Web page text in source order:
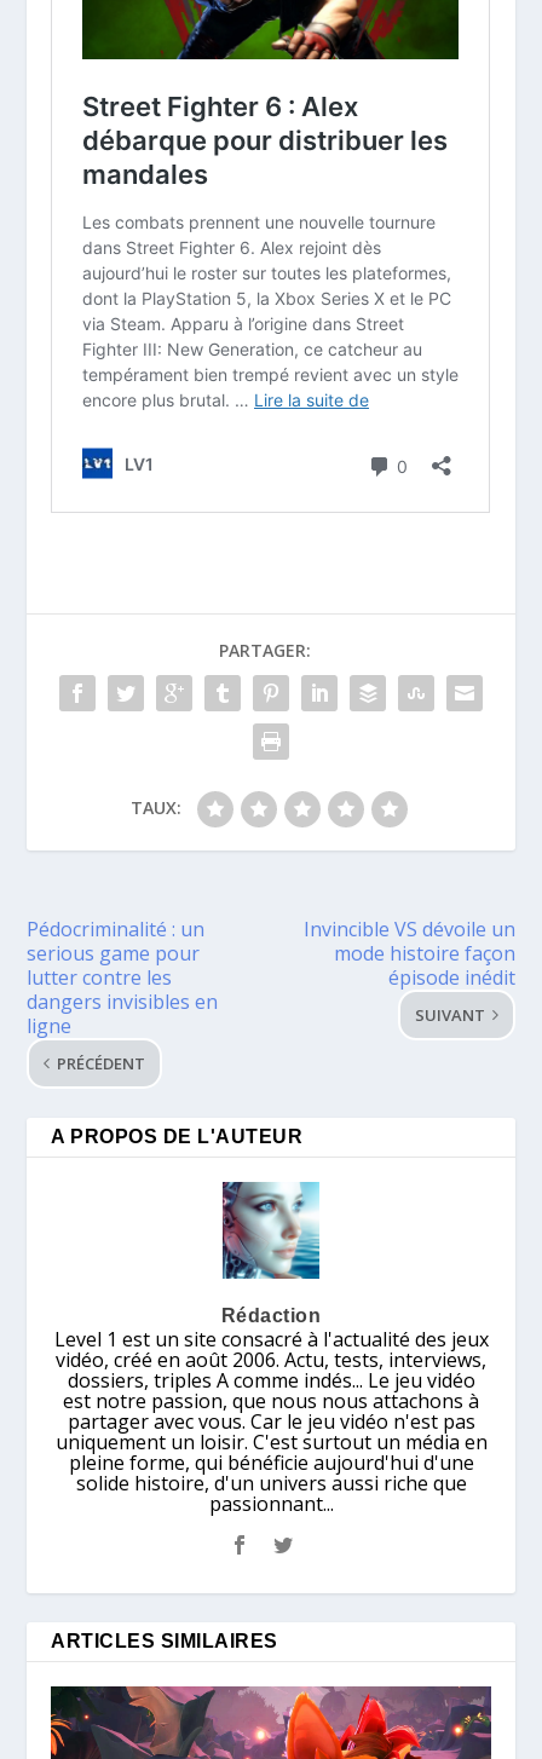
PARTAGER:
TAUX:
Pédocriminalité : un
serious game pour
lutter contre les
dangers invisibles en
ligne
PRÉCÉDENT
Invincible VS dévoile un
mode histoire façon
épisode inédit
SUIVANT
A PROPOS DE L'AUTEUR
Rédaction
Level 1 est un site consacré à l'actualité des jeux
vidéo, créé en août 2006. Actu, tests, interviews,
dossiers, triples A comme indés... Le jeu vidéo
est notre passion, que nous nous attachons à
partager avec vous. Car le jeu vidéo n'est pas
uniquement un loisir. C'est surtout un média en
pleine forme, qui bénéficie aujourd'hui d'une
solide histoire, d'un univers aussi riche que
passionnant...
ARTICLES SIMILAIRES